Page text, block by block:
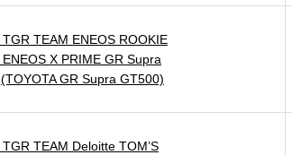
TGR TEAM ENEOS ROOKIE
ENEOS X PRIME GR Supra
(TOYOTA GR Supra GT500)
TGR TEAM Deloitte TOM’S